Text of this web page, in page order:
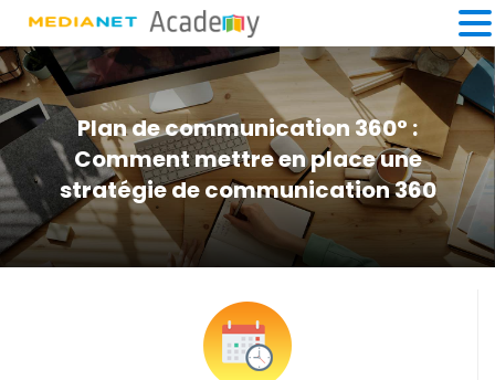
Plan de communication 360° :
Comment mettre en place une
stratégie de communication 360